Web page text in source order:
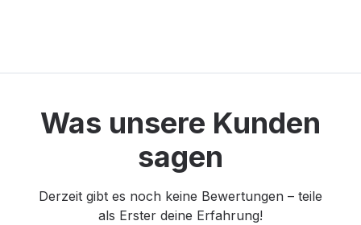
Was unsere Kunden
sagen
Derzeit gibt es noch keine Bewertungen – teile
als Erster deine Erfahrung!